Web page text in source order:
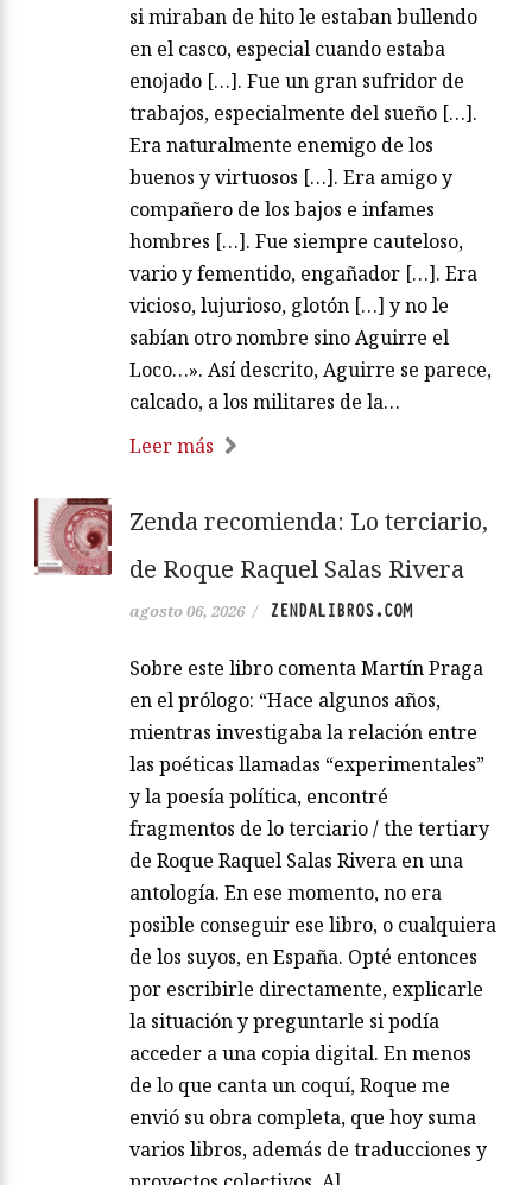
si miraban de hito le estaban bullendo
en el casco, especial cuando estaba
enojado […]. Fue un gran sufridor de
trabajos, especialmente del sueño […].
Era naturalmente enemigo de los
buenos y virtuosos […]. Era amigo y
compañero de los bajos e infames
hombres […]. Fue siempre cauteloso,
vario y fementido, engañador […]. Era
vicioso, lujurioso, glotón […] y no le
sabían otro nombre sino Aguirre el
Loco…». Así descrito, Aguirre se parece,
calcado, a los militares de la…
Leer más
Zenda recomienda: Lo terciario,
de Roque Raquel Salas Rivera
agosto 06, 2026 / ZENDALIBROS.COM
Sobre este libro comenta Martín Praga
en el prólogo: “Hace algunos años,
mientras investigaba la relación entre
las poéticas llamadas “experimentales”
y la poesía política, encontré
fragmentos de lo terciario / the tertiary
de Roque Raquel Salas Rivera en una
antología. En ese momento, no era
posible conseguir ese libro, o cualquiera
de los suyos, en España. Opté entonces
por escribirle directamente, explicarle
la situación y preguntarle si podía
acceder a una copia digital. En menos
de lo que canta un coquí, Roque me
envió su obra completa, que hoy suma
varios libros, además de traducciones y